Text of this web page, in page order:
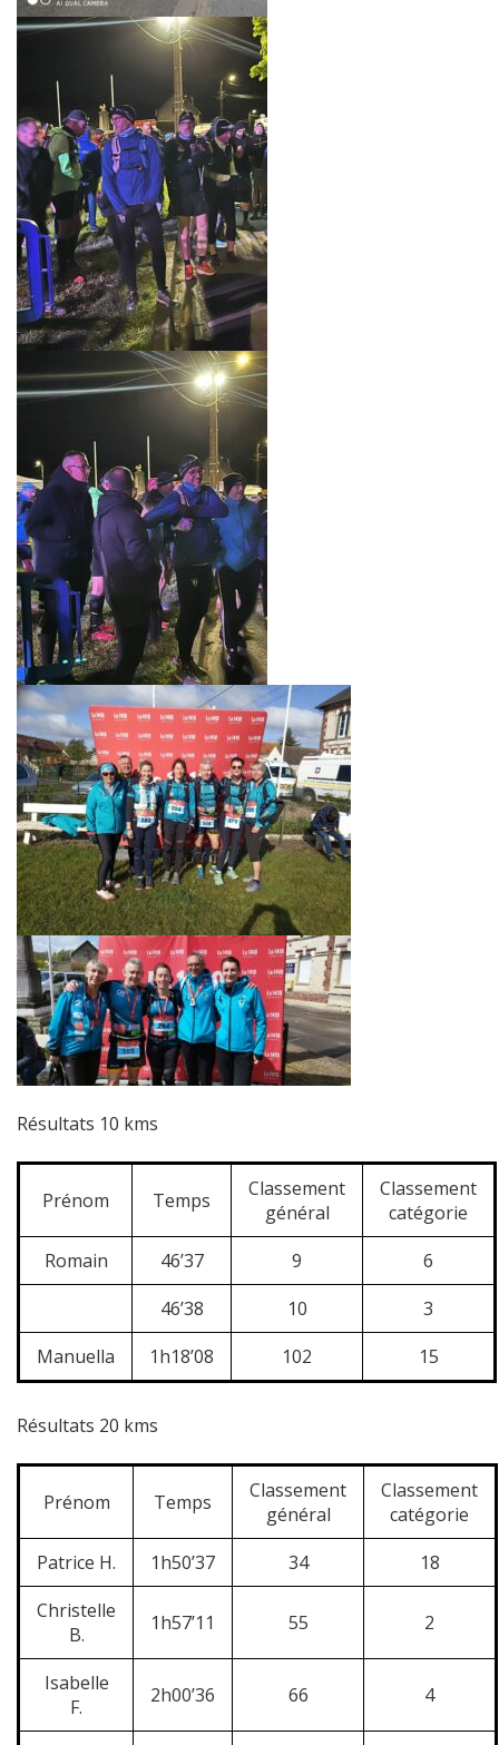
Résultats 10 kms
Prénom Temps
Classement
général
Classement
catégorie
Romain
46’37 9
6
46’38
10
3
Manuella
1h18’08 102 15
Résultats 20 kms
Prénom Temps
Classement
général
Classement
catégorie
Patrice H.
1h50’37 34
18
Christelle
B.
1h57’11 55 2
Isabelle
F.
2h00’36 66 4